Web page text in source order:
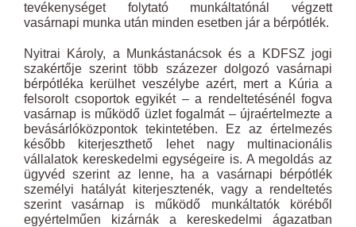
tevékenységet folytató munkáltatónál végzett
vasárnapi munka után minden esetben jár a bérpótlék.
Nyitrai Károly, a Munkástanácsok és a KDFSZ jogi
szakértője szerint több százezer dolgozó vasárnapi
bérpótléka kerülhet veszélybe azért, mert a Kúria a
felsorolt csoportok egyikét – a rendeltetésénél fogva
vasárnap is működő üzlet fogalmát – újraértelmezte a
bevásárlóközpontok tekintetében. Ez az értelmezés
később kiterjeszthető lehet nagy multinacionális
vállalatok kereskedelmi egységeire is. A megoldás az
ügyvéd szerint az lenne, ha a vasárnapi bérpótlék
személyi hatályát kiterjesztenék, vagy a rendeltetés
szerint vasárnap is működő munkáltatók köréből
egyértelműen kizárnák a kereskedelmi ágazatban